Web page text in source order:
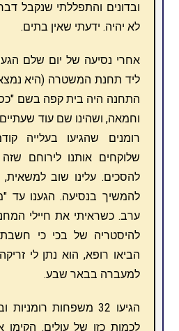
ובדונים והתפללתי שנקבל
לא יהיה. ידעתי שאין בתים.
אחרי נסיעה של יום שלם
ליד תחנת המשטרה (היא
התחנה היה בית קפה בשם
וחמאה, ושהינו שם עוד
רומנים שהגיעו בעלייה
שלוקחים אותנו לירוחם
להסכים. עלינו שוב
להמשיך בנסיעה. הגענו עד
ערב. כשראיתי את חיילי
להיסטריה של בכי כי
הביאו רופא, הוא נתן לי
למעברה בבאר שבע.
הגיעו 32 משפחות
לכמות כזו של עולים. הקימו